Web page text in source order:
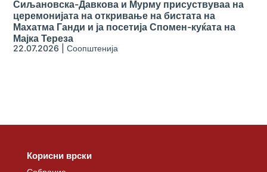
Сиљановска-Давкова и Мурму присуствуваа на
церемонијата на откривање на бистата на
Махатма Ганди и ја посетија Спомен-куќата на
Мајка Тереза
22.07.2026 |Соопштенија
Корисни врски